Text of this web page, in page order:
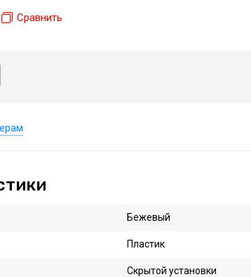
Сравнить
Бежевый
Пластик
Скрытой установки